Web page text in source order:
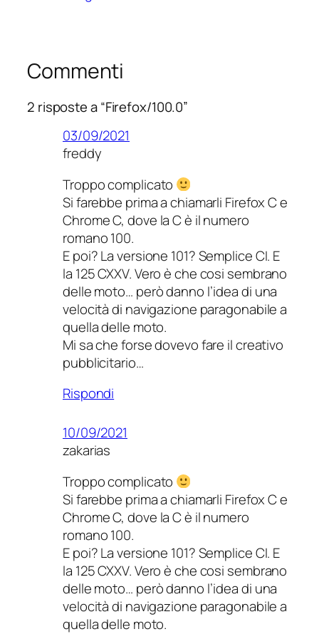
Commenti
2 risposte a “Firefox/100.0”
03/09/2021
freddy
Troppo complicato
Si farebbe prima a chiamarli Firefox C e
Chrome C, dove la C è il numero
romano 100.
E poi? La versione 101? Semplice CI. E
la 125 CXXV. Vero è che cosi sembrano
delle moto… però danno l’idea di una
velocità di navigazione paragonabile a
quella delle moto.
Mi sa che forse dovevo fare il creativo
pubblicitario…
Rispondi
10/09/2021
zakarias
Troppo complicato
Si farebbe prima a chiamarli Firefox C e
Chrome C, dove la C è il numero
romano 100.
E poi? La versione 101? Semplice CI. E
la 125 CXXV. Vero è che cosi sembrano
delle moto… però danno l’idea di una
velocità di navigazione paragonabile a
quella delle moto.